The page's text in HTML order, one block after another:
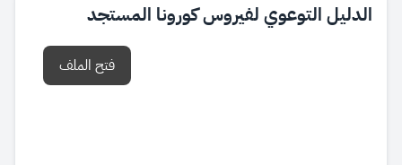
الدليل التوعوي لفيروس كورونا المستجد
فتح الملف